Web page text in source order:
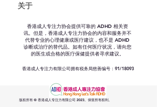
关于
香港成人专注力协会提供可靠的 ADHD 相关资
讯。但是，香港成人专注力协会的内容和服务并不
代替专业的心理健康或医疗建议，也不是 ADHD
诊断或治疗的替代品。如有任何医疗状况，请向您
的医生或合格的医疗保健提供者寻求建议。
香港成人专注力有限公司拥有税务局慈善编号：91/18093
版权所有 © 香港成人专注力有限公司 2023。保留所有权利。